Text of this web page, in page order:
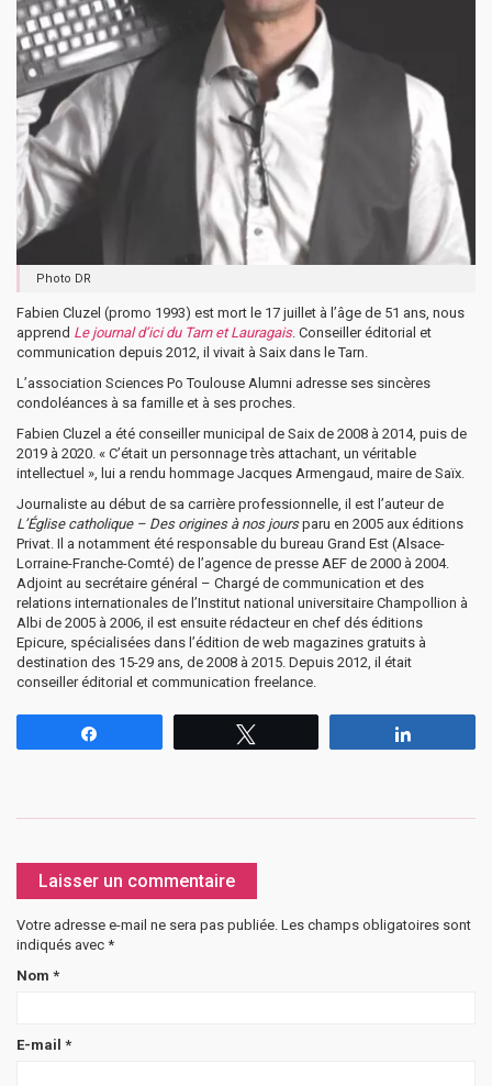
Photo DR
Fabien Cluzel (promo 1993) est mort le 17 juillet à l’âge de 51 ans, nous
apprend Le journal d’ici du Tarn et Lauragais. Conseiller éditorial et
communication depuis 2012, il vivait à Saix dans le Tarn.
L’association Sciences Po Toulouse Alumni adresse ses sincères
condoléances à sa famille et à ses proches.
Fabien Cluzel a été conseiller municipal de Saix de 2008 à 2014, puis de
2019 à 2020. « C’était un personnage très attachant, un véritable
intellectuel », lui a rendu hommage Jacques Armengaud, maire de Saïx.
Journaliste au début de sa carrière professionnelle, il est l’auteur de
L’Église catholique – Des origines à nos joursparu en 2005 aux éditions
Privat. Il a notamment été responsable du bureau Grand Est (Alsace-
Lorraine-Franche-Comté) de l’agence de presse AEF de 2000 à 2004.
Adjoint au secrétaire général – Chargé de communication et des
relations internationales de l’Institut national universitaire Champollion à
Albi de 2005 à 2006, il est ensuite rédacteur en chef dés éditions
Epicure, spécialisées dans l’édition de web magazines gratuits à
destination des 15-29 ans, de 2008 à 2015. Depuis 2012, il était
conseiller éditorial et communication freelance.
Laisser un commentaire
Votre adresse e-mail ne sera pas publiée. Les champs obligatoires sont
indiqués avec *
Nom *
E-mail *